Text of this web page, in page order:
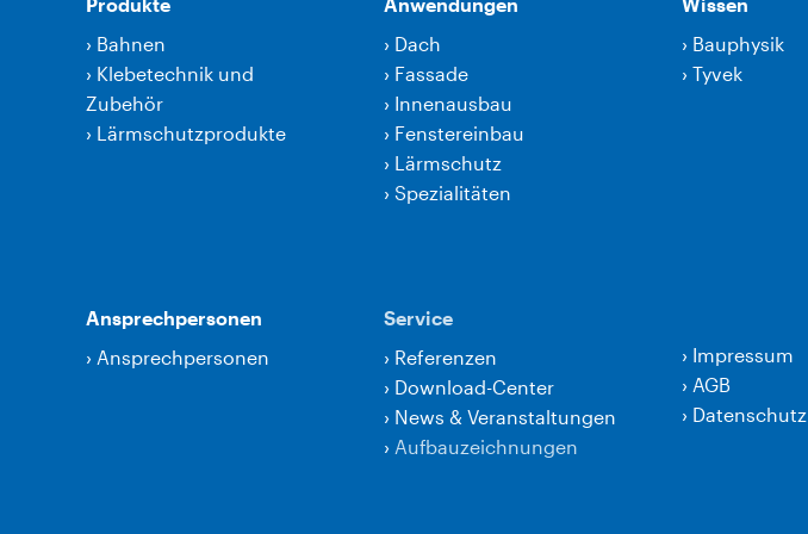
› Bahnen
› Klebetechnik und
Zubehör
› Lärmschutzprodukte
› Dach
› Fassade
› Innenausbau
› Fenstereinbau
› Lärmschutz
› Spezialitäten
› Bauphysik
› Tyvek
Ansprechpersonen
› Ansprechpersonen
Service
› Referenzen
› Download-Center
› News & Veranstaltungen
› Aufbauzeichnungen
› Impressum
› AGB
› Datenschutz